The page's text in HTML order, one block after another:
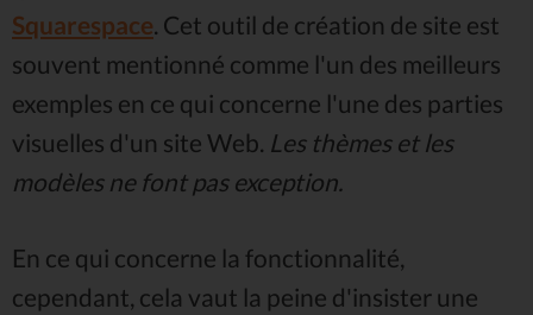
Squarespace. Cet outil de création de site est
souvent mentionné comme l'un des meilleurs
exemples en ce qui concerne l'une des parties
visuelles d'un site Web. Les thèmes et les
modèles ne font pas exception.
En ce qui concerne la fonctionnalité,
cependant, cela vaut la peine d'insister une